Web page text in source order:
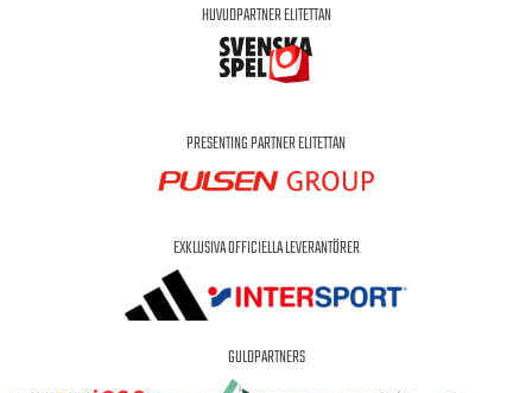
HUVUDPARTNER ELITETTAN
PRESENTING PARTNER ELITETTAN
EXKLUSIVA OFFICIELLA LEVERANTÖRER
GULDPARTNERS